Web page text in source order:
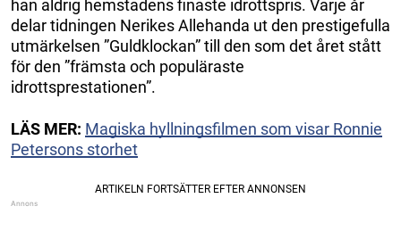
han aldrig hemstadens finaste idrottspris. Varje år
delar tidningen Nerikes Allehanda ut den prestigefulla
utmärkelsen ”Guldklockan” till den som det året stått
för den ”främsta och populäraste
idrottsprestationen”.
LÄS MER: Magiska hyllningsfilmen som visar Ronnie
Petersons storhet